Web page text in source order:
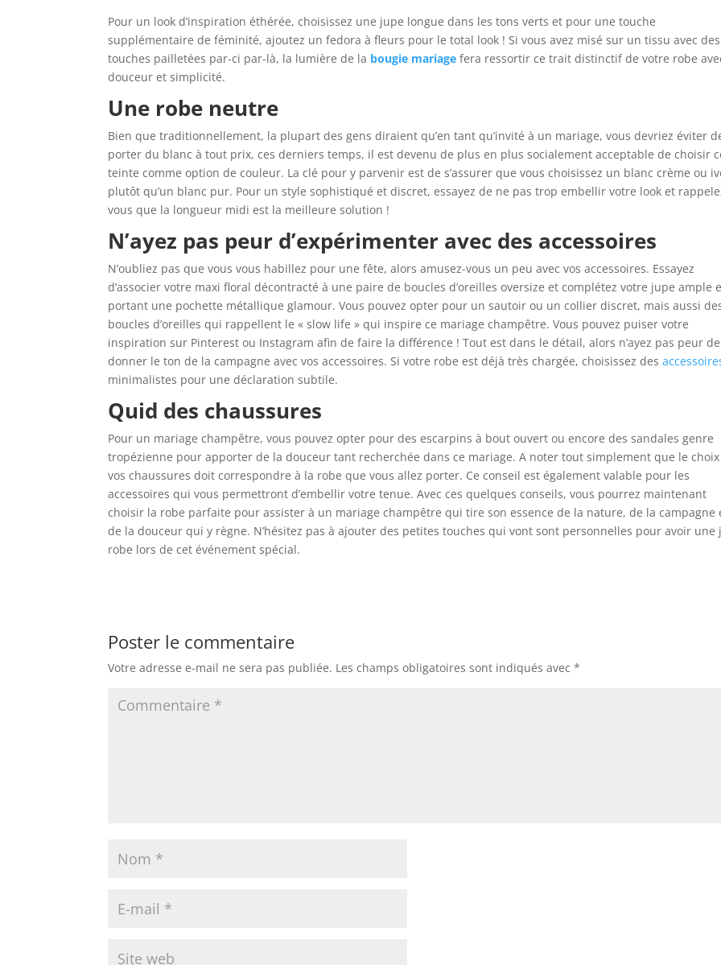
Pour un look d’inspiration éthérée, choisissez une jupe longue dans les tons verts et pour une touche
supplémentaire de féminité, ajoutez un fedora à fleurs pour le total look ! Si vous avez misé sur un tissu avec des
touches pailletées par-ci par-là, la lumière de la bougie mariage fera ressortir ce trait distinctif de votre robe
douceur et simplicité.
Une robe neutre
Bien que traditionnellement, la plupart des gens diraient qu’en tant qu’invité à un mariage, vous devriez éviter
porter du blanc à tout prix, ces derniers temps, il est devenu de plus en plus socialement acceptable de choisir
teinte comme option de couleur. La clé pour y parvenir est de s’assurer que vous choisissez un blanc crème ou
plutôt qu’un blanc pur. Pour un style sophistiqué et discret, essayez de ne pas trop embellir votre look et
vous que la longueur midi est la meilleure solution !
N’ayez pas peur d’expérimenter avec des accessoires
N’oubliez pas que vous vous habillez pour une fête, alors amusez-vous un peu avec vos accessoires. Essayez
d’associer votre maxi floral décontracté à une paire de boucles d’oreilles oversize et complétez votre jupe ample
portant une pochette métallique glamour. Vous pouvez opter pour un sautoir ou un collier discret, mais aussi
boucles d’oreilles qui rappellent le « slow life » qui inspire ce mariage champêtre. Vous pouvez puiser votre
inspiration sur Pinterest ou Instagram afin de faire la différence ! Tout est dans le détail, alors n’ayez pas peur de
donner le ton de la campagne avec vos accessoires. Si votre robe est déjà très chargée, choisissez des
minimalistes pour une déclaration subtile.
Quid des chaussures
Pour un mariage champêtre, vous pouvez opter pour des escarpins à bout ouvert ou encore des sandales genre
tropézienne pour apporter de la douceur tant recherchée dans ce mariage. A noter tout simplement que le
vos chaussures doit correspondre à la robe que vous allez porter. Ce conseil est également valable pour les
accessoires qui vous permettront d’embellir votre tenue. Avec ces quelques conseils, vous pourrez maintenant
choisir la robe parfaite pour assister à un mariage champêtre qui tire son essence de la nature, de la campagne
de la douceur qui y règne. N’hésitez pas à ajouter des petites touches qui vont sont personnelles pour avoir une
robe lors de cet événement spécial.
Poster le commentaire
Votre adresse e-mail ne sera pas publiée. Les champs obligatoires sont indiqués avec*